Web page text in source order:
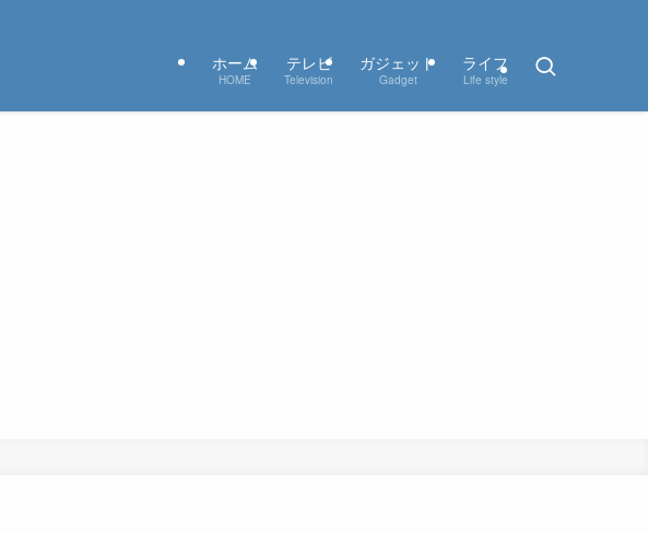
ホーム
HOME
テレビ
Television
ガジェット
Gadget
ライフ
Life style